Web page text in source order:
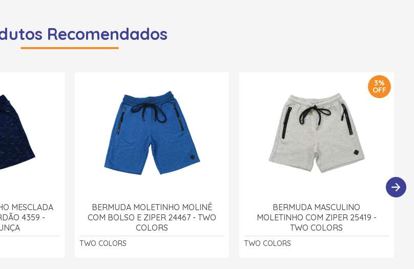
Recomendados
MESCLADA
4359 -
BERMUDA MOLETINHO MOLINÊ
COM BOLSO E ZIPER 24467 - TWO
COLORS
TWO COLORS
3%
OFF
BERMUDA MASCULINO
MOLETINHO COM ZIPER 25419 -
TWO COLORS
TWO COLORS